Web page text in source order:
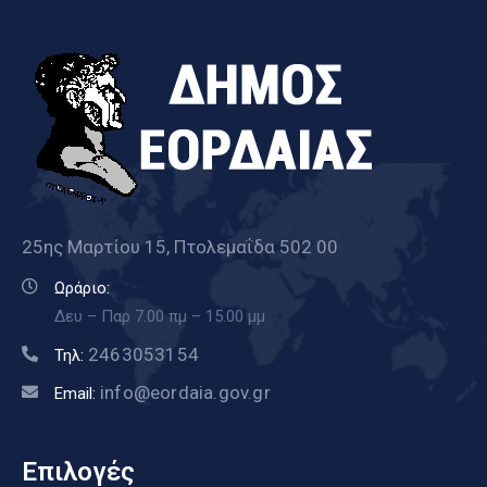
25ης Μαρτίου 15, Πτολεμαΐδα 502 00
Ωράριο:
Δευ – Παρ 7.00 πμ – 15.00 μμ
Τηλ: 2463053154
Email: info@eordaia.gov.gr
Επιλογές